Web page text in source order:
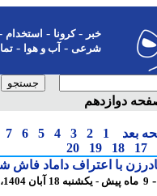
-کرونا-استخدام-
شرعی-آب و هوا-تماس
5/15
دوازدهم
1
2
3
4
5
6
7
8
18
19
20
با اعتراف داماد فاش شد